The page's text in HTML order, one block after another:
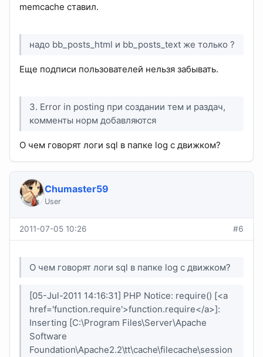
memcache ставил.
надо bb_posts_html и bb_posts_text же только ?
Еще подписи пользователей нельзя забывать.
3. Error in posting при создании тем и раздач,
комменты норм добавляются
О чем говорят логи sql в папке log с движком?
Chumaster59
User
2011-07-05 10:26 #6
О чем говорят логи sql в папке log с движком?
[05-Jul-2011 14:16:31] PHP Notice: require() [<a
href='function.require'>function.require</a>]:
Inserting [C:\Program Files\Server\Apache
Software
Foundation\Apache2.2\tt\cache\filecache\session